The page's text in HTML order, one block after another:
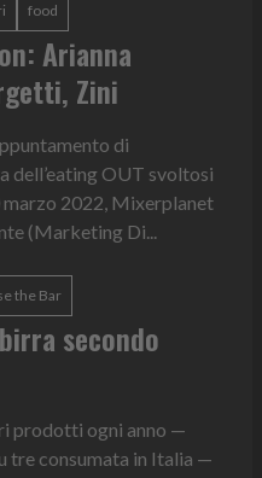
food
Arianna
Zini
di
dell’eating OUT svoltosi
marzo 2022, Mixerplanet
(Marketing Di...
the Bar
secondo
prodotti ogni anno —
tre consumata in Italia —